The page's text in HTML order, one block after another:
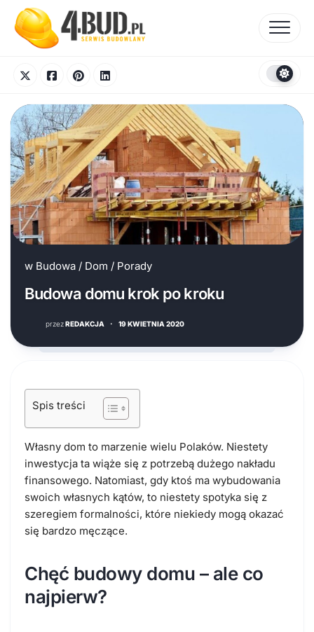
content
w Budowa / Dom / Porady
Budowa domu krok po kroku
przezREDAKCJA · 19 KWIETNIA 2020
Spis treści
Własny dom to marzenie wielu Polaków. Niestety
inwestycja ta wiąże się z potrzebą dużego nakładu
finansowego. Natomiast, gdy ktoś ma wybudowania
swoich własnych kątów, to niestety spotyka się z
szeregiem formalności, które niekiedy mogą okazać
się bardzo męczące.
Chęć budowy domu – ale co
najpierw?